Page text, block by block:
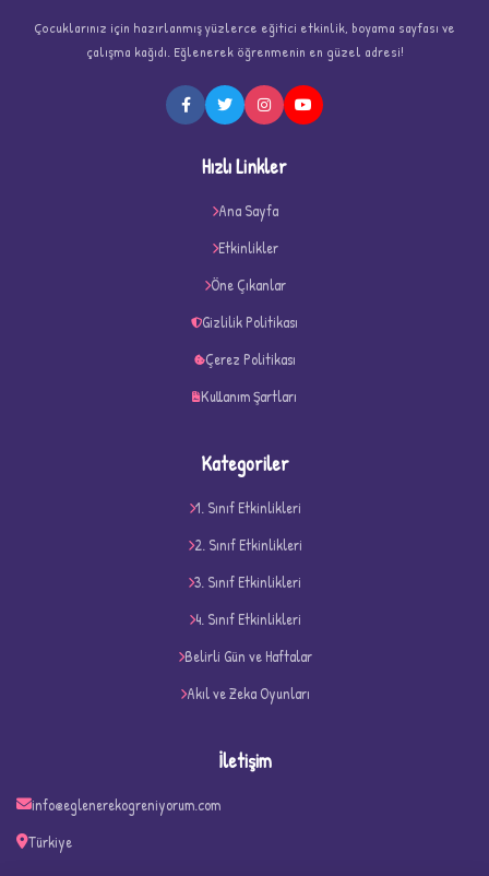
D
Çocuklarınız için hazırlanmış yüzlerce eğitici etkinlik, boyama sayfası ve
çalışma kağıdı. Eğlenerek öğrenmenin en güzel adresi!
Hızlı Linkler
Ana Sayfa
Etkinlikler
Öne Çıkanlar
Gizlilik Politikası
Çerez Politikası
Kullanım Şartları
Kategoriler
1. Sınıf Etkinlikleri
2. Sınıf Etkinlikleri
3. Sınıf Etkinlikleri
4. Sınıf Etkinlikleri
Belirli Gün ve Haftalar
Akıl ve Zeka Oyunları
İletişim
info@eglenerekogreniyorum.com
Türkiye